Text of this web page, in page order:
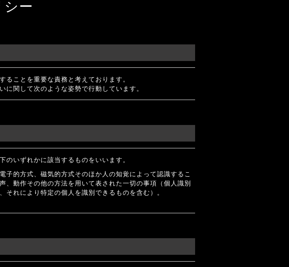
ー
ことを重要な責務と考えております。
関して次のような姿勢で行動しています。
いずれかに該当するものをいいます。
子的方式、磁気的方式そのほか人の知覚によって認識するこ
動作その他の方法を用いて表された一切の事項（個人識別
れにより特定の個人を識別できるものを含む）。